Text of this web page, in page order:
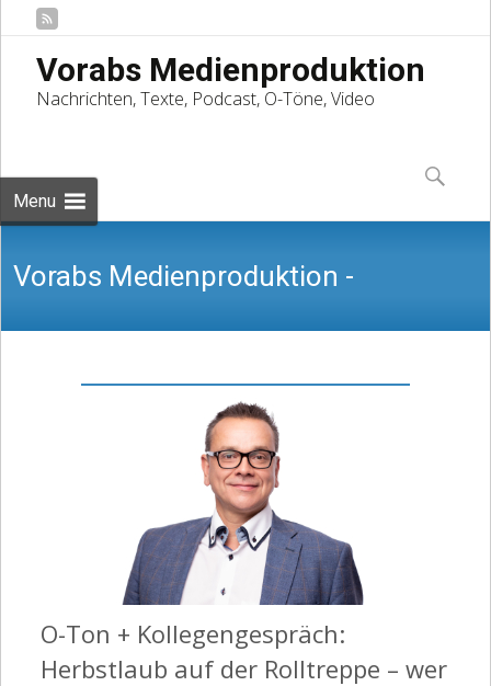
Vorabs Medienproduktion
Nachrichten, Texte, Podcast, O-Töne, Video
Menu
to
content
Suchen
nach:
Vorabs Medienproduktion -
Nachrichten, Texte, Podcast, O-Töne,
O-Ton + Kollegengespräch:
Herbstlaub auf der Rolltreppe – wer